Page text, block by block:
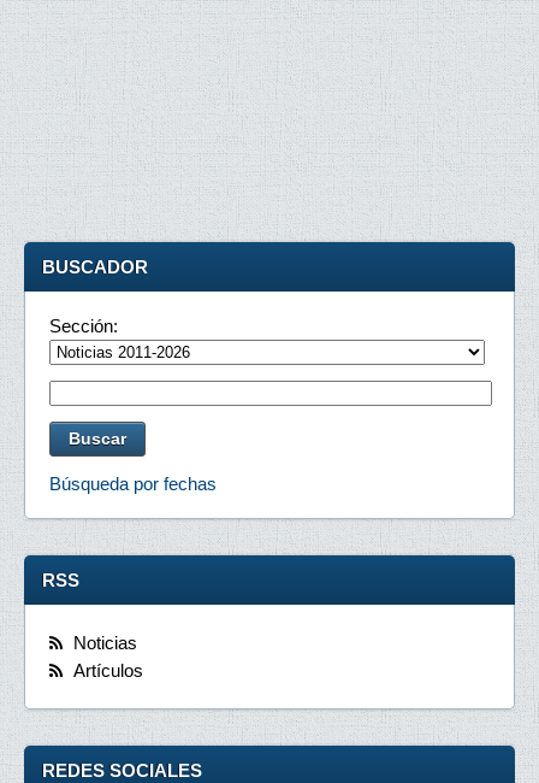
BUSCADOR
Sección:
Búsqueda por fechas
RSS
Noticias
Artículos
REDES SOCIALES